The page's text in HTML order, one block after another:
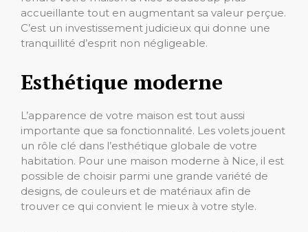
accueillante tout en augmentant sa valeur perçue.
C’est un investissement judicieux qui donne une
tranquillité d’esprit non négligeable.
Esthétique moderne
L’apparence de votre maison est tout aussi
importante que sa fonctionnalité. Les volets jouent
un rôle clé dans l’esthétique globale de votre
habitation. Pour une maison moderne à Nice, il est
possible de choisir parmi une grande variété de
designs, de couleurs et de matériaux afin de
trouver ce qui convient le mieux à votre style.